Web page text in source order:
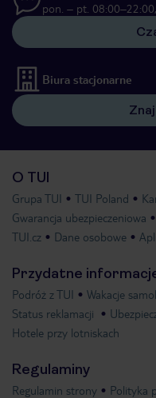
pon. – pt.
Biura stacjonarne
O TUI
Grupa TUI TUI Poland
Gwarancja ubezpieczeniowa
TUI.cz
Dane osobowe
Przydatne
Podróż z TUI Wakacje
Status reklamacji
Hotele przy lotniskach
Regulaminy
Regulamin strony Polityka